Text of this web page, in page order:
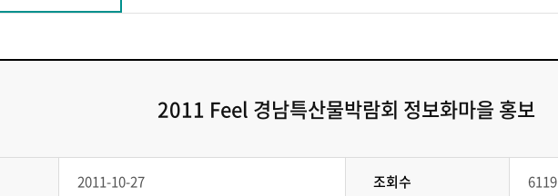
2011 Feel 경남특산물박람회 정보화마을 홍보
2011-10-27 조회수 6119